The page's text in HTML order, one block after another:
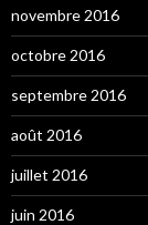
novembre 2016
octobre 2016
septembre 2016
août 2016
juillet 2016
juin 2016